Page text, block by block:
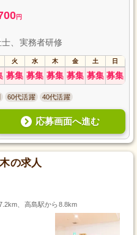
円
、実務者研修
火 水 木 金 土 日
募集 募集 募集 募集 募集 募集
60代活躍 40代活躍
応募画面へ進む
の求人
、高島駅から8.8km